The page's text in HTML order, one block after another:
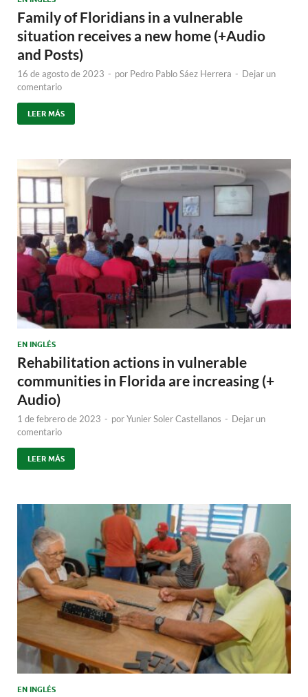
Family of Floridians in a vulnerable
situation receives a new home (+Audio
and Posts)
16 de agosto de 2023 - por Pedro Pablo Sáez Herrera - Dejar un
comentario
LEER MÁS
EN INGLÉS
Rehabilitation actions in vulnerable
communities in Florida are increasing (+
Audio)
1 de febrero de 2023 - porYunier Soler Castellanos - Dejar un
comentario
LEER MÁS
EN INGLÉS